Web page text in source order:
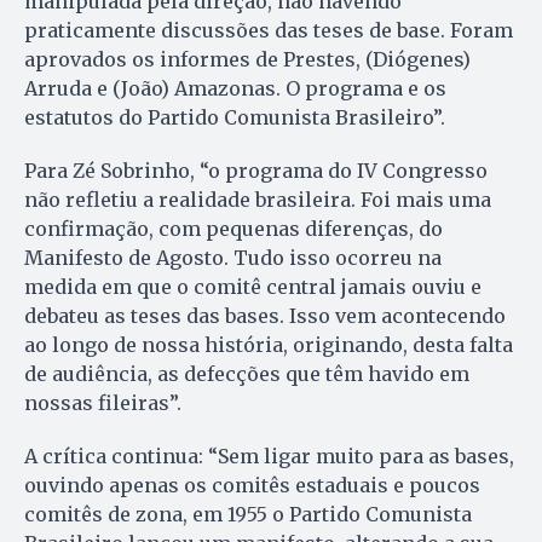
praticamente discussões das teses de base. Foram
aprovados os informes de Prestes, (Diógenes)
Arruda e (João) Amazonas. O programa e os
estatutos do Partido Comunista Brasileiro”.
Para Zé Sobrinho, “o programa do IV Congresso
não refletiu a realidade brasileira. Foi mais uma
confirmação, com pequenas diferenças, do
Manifesto de Agosto. Tudo isso ocorreu na
medida em que o comitê central jamais ouviu e
debateu as teses das bases. Isso vem acontecendo
ao longo de nossa história, originando, desta falta
de audiência, as defecções que têm havido em
nossas fileiras”.
A crítica continua: “Sem ligar muito para as bases,
ouvindo apenas os comitês estaduais e poucos
comitês de zona, em 1955 o Partido Comunista